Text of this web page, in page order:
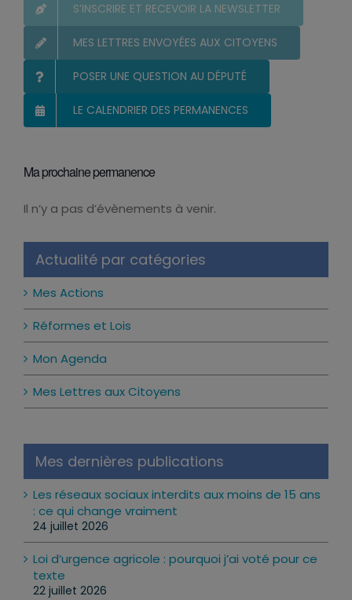
S’INSCRIRE ET RECEVOIR LA NEWSLETTER
MES LETTRES ENVOYÉES AUX CITOYENS
POSER UNE QUESTION AU DÉPUTÉ
LE CALENDRIER DES PERMANENCES
Ma prochaine permanence
Notice
Il n’y a pas d’évènements à venir.
Actualité par catégories
Mes Actions
Réformes et Lois
Mon Agenda
Mes Lettres aux Citoyens
Mes dernières publications
Les réseaux sociaux interdits aux moins de 15 ans
: ce qui change vraiment
24 juillet 2026
Loi d’urgence agricole : pourquoi j’ai voté pour ce
texte
22 juillet 2026